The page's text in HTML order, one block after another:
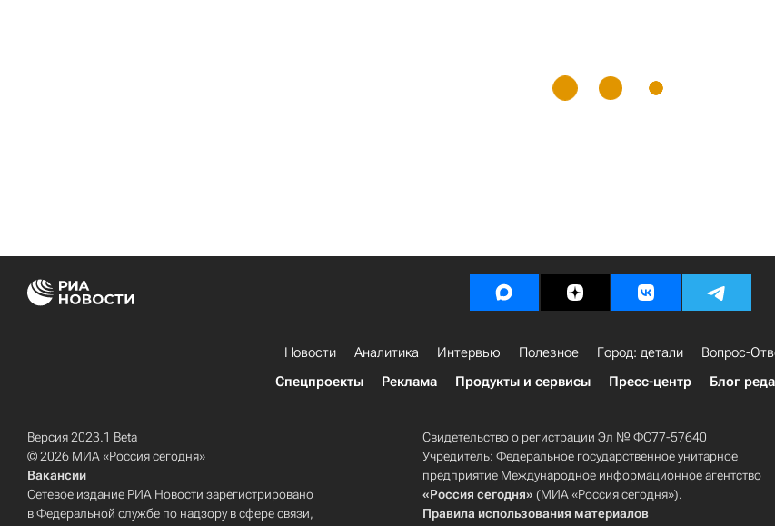
Новости Аналитика Интервью Полезное Город: детали Вопрос-
Спецпроекты
Реклама Продукты и сервисы Пресс-центр Блог
Версия 2023.1 Beta
© 2026 МИА «Россия сегодня»
Вакансии
Сетевое издание РИА Новости зарегистрировано
в Федеральной службе по надзору в сфере связи,
Свидетельство о регистрации Эл № ФС77-57640
Учредитель: Федеральное государственное унитарное
предприятие Международное информационное агентство
«Россия сегодня» (МИА «Россия сегодня»).
Правила использования материалов